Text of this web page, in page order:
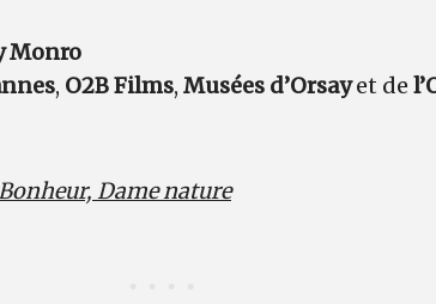
Monro
, O2B Films, Musées d’Orsayet de
Dame nature